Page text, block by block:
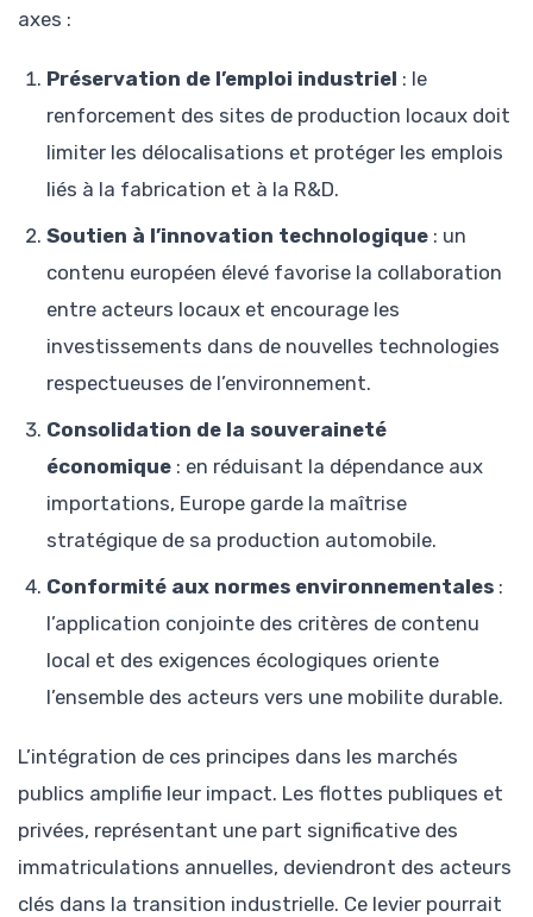
axes :
Préservation de l’emploi industriel : le
renforcement des sites de production locaux doit
limiter les délocalisations et protéger les emplois
liés à la fabrication et à la R&D.
Soutien à l’innovation technologique : un
contenu européen élevé favorise la collaboration
entre acteurs locaux et encourage les
investissements dans de nouvelles technologies
respectueuses de l’environnement.
Consolidation de la souveraineté
économique : en réduisant la dépendance aux
importations, Europe garde la maîtrise
stratégique de sa production automobile.
Conformité aux normes environnementales :
l’application conjointe des critères de contenu
local et des exigences écologiques oriente
l’ensemble des acteurs vers une mobilite durable.
L’intégration de ces principes dans les marchés
publics amplifie leur impact. Les flottes publiques et
privées, représentant une part significative des
immatriculations annuelles, deviendront des acteurs
clés dans la transition industrielle. Ce levier pourrait